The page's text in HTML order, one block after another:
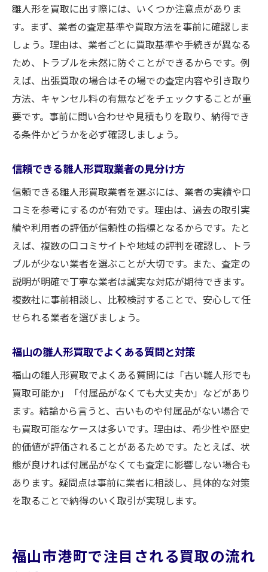
雛人形を買取に出す際には、いくつか注意点がありま
す。まず、業者の査定基準や買取方法を事前に確認しま
しょう。理由は、業者ごとに買取基準や手続きが異なる
ため、トラブルを未然に防ぐことができるからです。例
えば、出張買取の場合はその場での査定内容や引き取り
方法、キャンセル料の有無などをチェックすることが重
要です。事前に問い合わせや見積もりを取り、納得でき
る条件かどうかを必ず確認しましょう。
信頼できる雛人形買取業者の見分け方
信頼できる雛人形買取業者を選ぶには、業者の実績や口
コミを参考にするのが有効です。理由は、過去の取引実
績や利用者の評価が信頼性の指標となるからです。たと
えば、複数の口コミサイトや地域の評判を確認し、トラ
ブルが少ない業者を選ぶことが大切です。また、査定の
説明が明確で丁寧な業者は誠実な対応が期待できます。
複数社に事前相談し、比較検討することで、安心して任
せられる業者を選びましょう。
福山の雛人形買取でよくある質問と対策
福山の雛人形買取でよくある質問には「古い雛人形でも
買取可能か」「付属品がなくても大丈夫か」などがあり
ます。結論から言うと、古いものや付属品がない場合で
も買取可能なケースは多いです。理由は、希少性や歴史
的価値が評価されることがあるためです。たとえば、状
態が良ければ付属品がなくても査定に影響しない場合も
あります。疑問点は事前に業者に相談し、具体的な対策
を取ることで納得のいく取引が実現します。
福山市港町で注目される買取の流れ